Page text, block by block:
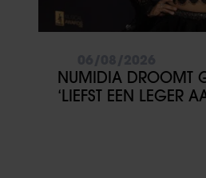
NUMIDIA DROOMT
‘LIEFST EEN LEGER